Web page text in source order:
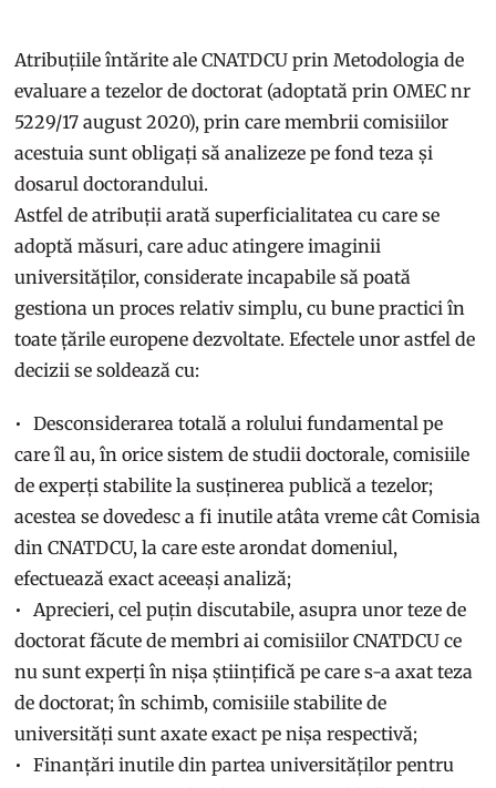
Atribuțiile întărite ale CNATDCU prin Metodologia de
evaluare a tezelor de doctorat (adoptată prin OMEC nr
5229/17 august 2020), prin care membrii comisiilor
acestuia sunt obligați să analizeze pe fond teza și
dosarul doctorandului.
Astfel de atribuții arată superficialitatea cu care se
adoptă măsuri, care aduc atingere imaginii
universităților, considerate incapabile să poată
gestiona un proces relativ simplu, cu bune practici în
toate țările europene dezvoltate. Efectele unor astfel de
decizii se soldează cu:
Desconsiderarea totală a rolului fundamental pe
care îl au, în orice sistem de studii doctorale, comisiile
de experți stabilite la susținerea publică a tezelor;
acestea se dovedesc a fi inutile atâta vreme cât Comisia
din CNATDCU, la care este arondat domeniul,
efectuează exact aceeași analiză;
Aprecieri, cel puțin discutabile, asupra unor teze de
doctorat făcute de membri ai comisiilor CNATDCU ce
nu sunt experți în nișa științifică pe care s-a axat teza
de doctorat; în schimb, comisiile stabilite de
universități sunt axate exact pe nișa respectivă;
Finanțări inutile din partea universităților pentru